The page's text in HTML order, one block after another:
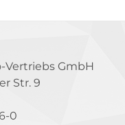
Vertriebs GmbH
Str. 9
0